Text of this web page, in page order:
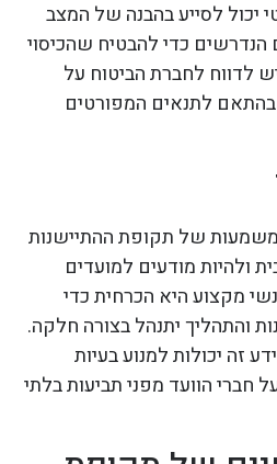
יכול לסייע בהבנה של המצב
כדי להבטיח שהכיסוי
לדווח לחברת הביטוח על
לתנאים המפורטים
של תקופת ההתיישנות
ולהיות מודעים למועדים
מקצוע היא הכרחית כדי
והתהליך יתנהל בצורה חלקה.
זה יכולות למנוע בעיות
הוועד מפני תביעות בלתי